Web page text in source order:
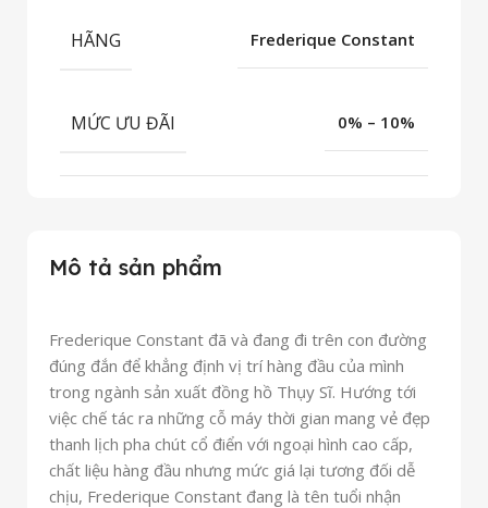
Mô tả sản phẩm
Frederique Constant đã và đang đi trên con đường
đúng đắn để khẳng định vị trí hàng đầu của mình
trong ngành sản xuất đồng hồ Thụy Sĩ. Hướng tới
việc chế tác ra những cỗ máy thời gian mang vẻ đẹp
thanh lịch pha chút cổ điển với ngoại hình cao cấp,
chất liệu hàng đầu nhưng mức giá lại tương đối dễ
chịu, Frederique Constant đang là tên tuổi nhận
HÃNG Frederique Constant
MỨC ƯU ĐÃI 0% – 10%